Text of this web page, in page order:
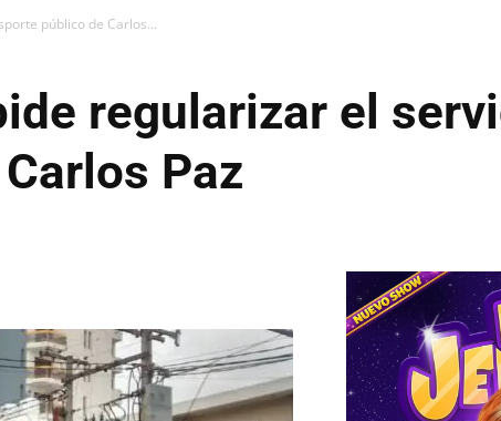
público de Carlos...
regularizar el
Paz